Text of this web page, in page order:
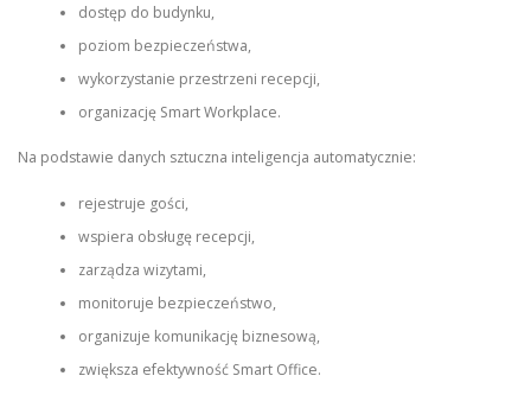
dostęp do budynku,
poziom bezpieczeństwa,
wykorzystanie przestrzeni recepcji,
organizację Smart Workplace.
Na podstawie danych sztuczna inteligencja automatycznie:
rejestruje gości,
wspiera obsługę recepcji,
zarządza wizytami,
monitoruje bezpieczeństwo,
organizuje komunikację biznesową,
zwiększa efektywność Smart Office.